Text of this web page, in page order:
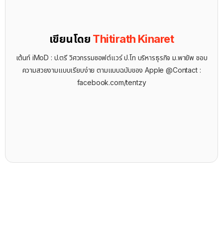
เขียนโดย Thitirath Kinaret
เต้นท์ iMoD : ป.ตรี วิศวกรรมซอฟต์แวร์ ป.โท บริหารธุรกิจ ม.พายัพ ชอบ
ความสวยงามแบบเรียบง่าย ตามแบบฉบับของ Apple @Contact :
facebook.com/tentzy